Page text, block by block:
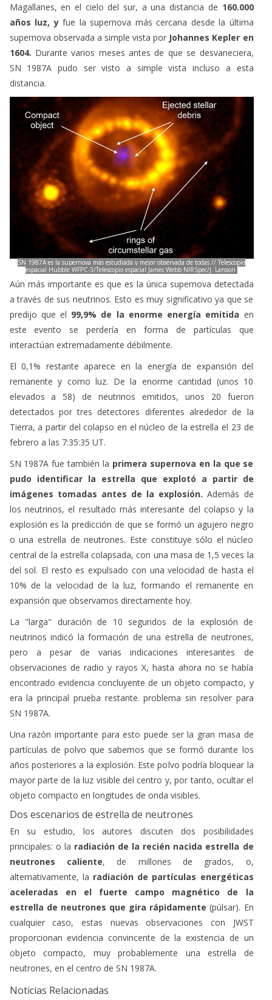
Magallanes, en el cielo del sur, a una distancia de 160.000
años luz, yfue la supernova más cercana desde la última
supernova observada a simple vista por Johannes Kepler en
1604. Durante varios meses antes de que se desvaneciera,
SN 1987A pudo ser visto a simple vista incluso a esta
distancia.
SN 1987A es la supernova más estudiada y mejor observada de todas // Telescopio
espacial Hubble WFPC-3/Telescopio espacial James Webb NIRSpec/J. Larsson
Aún más importante es que es la única supernova detectada
a través de sus neutrinos. Esto es muy significativo ya que se
predijo que el 99,9% de la enorme energía emitida en
este evento se perdería en forma de partículas que
interactúan extremadamente débilmente.
El 0,1% restante aparece en la energía de expansión del
remanente y como luz. De la enorme cantidad (unos 10
elevados a 58) de neutrinos emitidos, unos 20 fueron
detectados por tres detectores diferentes alrededor de la
Tierra, a partir del colapso en el núcleo de la estrella el 23 de
febrero a las 7:35:35 UT.
SN 1987A fue también la primera supernova en la que se
pudo identificar la estrella que explotó a partir de
imágenes tomadas antes de la explosión. Además de
los neutrinos, el resultado más interesante del colapso y la
explosión es la predicción de que se formó un agujero negro
o una estrella de neutrones. Este constituye sólo el núcleo
central de la estrella colapsada, con una masa de 1,5 veces la
del sol. El resto es expulsado con una velocidad de hasta el
10% de la velocidad de la luz, formando el remanente en
expansión que observamos directamente hoy.
La "larga" duración de 10 segundos de la explosión de
neutrinos indicó la formación de una estrella de neutrones,
pero a pesar de varias indicaciones interesantes de
observaciones de radio y rayos X, hasta ahora no se había
encontrado evidencia concluyente de un objeto compacto, y
era la principal prueba restante. problema sin resolver para
SN 1987A.
Una razón importante para esto puede ser la gran masa de
partículas de polvo que sabemos que se formó durante los
años posteriores a la explosión. Este polvo podría bloquear la
mayor parte de la luz visible del centro y, por tanto, ocultar el
objeto compacto en longitudes de onda visibles.
Dos escenarios de estrella de neutrones
En su estudio, los autores discuten dos posibilidades
principales: o la radiación de la recién nacida estrella de
neutrones caliente, de millones de grados, o,
alternativamente, la radiación de partículas energéticas
aceleradas en el fuerte campo magnético de la
estrella de neutrones que gira rápidamente (púlsar). En
cualquier caso, estas nuevas observaciones con JWST
proporcionan evidencia convincente de la existencia de un
objeto compacto, muy probablemente una estrella de
neutrones, en el centro de SN 1987A.
Noticias Relacionadas